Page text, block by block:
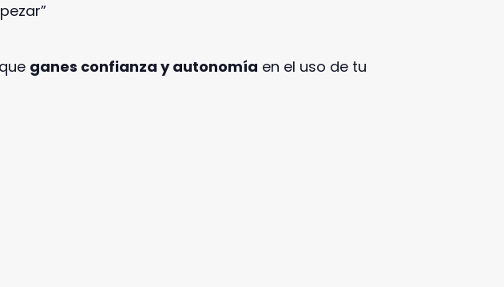
ganes confianza y autonomía en el uso de tu